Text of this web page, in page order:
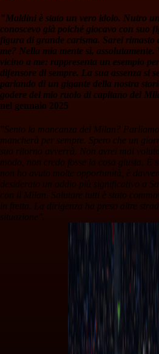
"Maldini è stato un vero idolo. Nutro
conoscevo già poiché giocavo con suo
figura di grande carisma. Sarei rimasto
me? Nella mia mente sì,
vicino a me: rappresenta un esempio
difensore di sempre. La sua assenza si
parlando di un gigante della nostra
godere del mio ruolo di capitano del
nel gennaio 2025
"Sento la mancanza del Milan?
mancherà per sempre. Spero che un
suo ritorno avverrà. Non avrei mai
modo, non credo fosse la cosa giusta. È
non ho avuto molte opportunità, è
desiderato un addio più significativo a
con il Milan. Salutare tutti è stato
in fretta. La dirigenza ha preso altre
situazione".